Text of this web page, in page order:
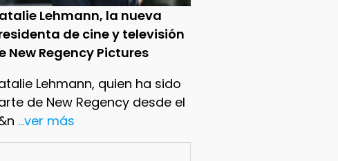
Lehmann, la nueva
de cine y televisión
New Regency Pictures
Lehmann, quien ha sido
de New Regency desde el
...ver más